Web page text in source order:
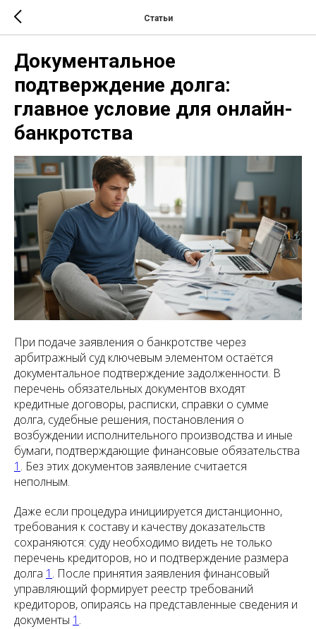
Статьи
Документальное
подтверждение долга:
главное условие для онлайн-
банкротства
При подаче заявления о банкротстве через
арбитражный суд ключевым элементом остаётся
документальное подтверждение задолженности. В
перечень обязательных документов входят
кредитные договоры, расписки, справки о сумме
долга, судебные решения, постановления о
возбуждении исполнительного производства и иные
бумаги, подтверждающие финансовые обязательства
1 . Без этих документов заявление считается
неполным.
Даже если процедура инициируется дистанционно,
требования к составу и качеству доказательств
сохраняются: суду необходимо видеть не только
перечень кредиторов, но и подтверждение размера
долга 1 . После принятия заявления финансовый
управляющий формирует реестр требований
кредиторов, опираясь на представленные сведения и
документы 1 .